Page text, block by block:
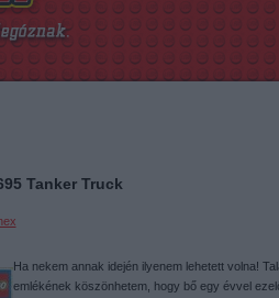
Tanker Truck
Ha nekem annak idején ilyenem lehetett volna!
emlékének köszönhetem, hogy bő egy évvel